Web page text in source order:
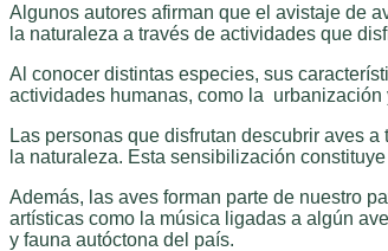
Algunos autores afirman que el avistaje de
la naturaleza a través de actividades que
Al conocer distintas especies, sus
actividades humanas, como la
Las personas que disfrutan descubrir aves
la naturaleza. Esta sensibilización
Además, las aves forman parte de nuestro
artísticas como la música ligadas a algún
y fauna autóctona del país.